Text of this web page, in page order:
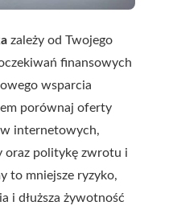
zależy od Twojego
finansowych
wsparcia
porównaj oferty
internetowych,
oraz politykę zwrotu i
to mniejsze ryzyko,
i dłuższa żywotność